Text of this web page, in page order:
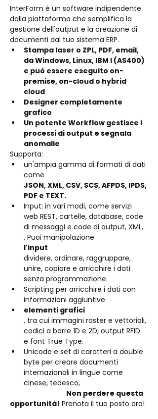
InterForm è un software indipendente
dalla piattaforma che semplifica la
gestione dell'output e la creazione di
documenti dal tuo sistema ERP.
Stampa laser o ZPL, PDF, email,
da Windows, Linux, IBM I (AS400)
e può essere eseguito on-
premise, on-cloud o hybrid
cloud
Designer completamente
grafico
Un potente Workflow gestisce i
processi di output e segnala
anomalie
Supporta:
un'ampia gamma di formati di dati
come
JSON, XML, CSV, SCS, AFPDS, IPDS,
PDF e TEXT.
Input: in vari modi, come servizi
web REST, cartelle, database, code
di messaggi e code di output, XML,
. Puoi manipolazione
l'input
dividere, ordinare, raggruppare,
unire, copiare e arricchire i dati
senza programmazione.
Scripting per arricchire i dati con
informazioni aggiuntive.
elementi grafici
, tra cui immagini raster e vettoriali,
codici a barre 1D e 2D, output RFID
e font True Type.
Unicode e set di caratteri a double
byte per creare documenti
internazionali in lingue come
cinese, tedesco,
Non perdere questa
opportunità! Prenota il tuo posto ora!